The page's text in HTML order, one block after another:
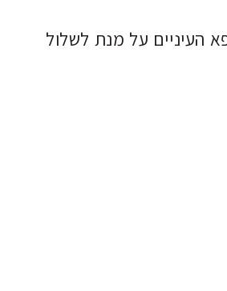
העיניים על מנת לשלול